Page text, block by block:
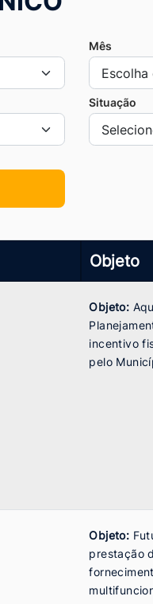
Mês
Situação
Objeto
Objeto:
incentivo
pelo
Objeto:
prestação